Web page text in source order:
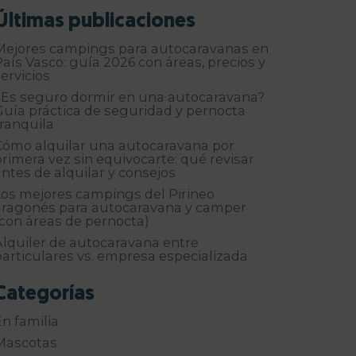
publicaciones
campings para autocaravanas en
Vasco: guía 2026 con áreas, precios y
seguro dormir en una autocaravana?
práctica de seguridad y pernocta
alquilar una autocaravana por
vez sin equivocarte: qué revisar
de alquilar y consejos
mejores campings del Pirineo
para autocaravana y camper
áreas de pernocta)
de autocaravana entre
vs. empresa especializada
familia